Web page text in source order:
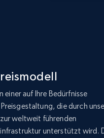
375+
global dataset -
category URL
einer auf Ihre Bedürfnisse
die durch
weltweit führenden
unterstützt wird.